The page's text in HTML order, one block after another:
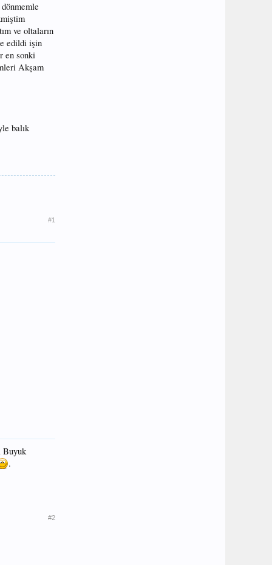
ve oltaların
edildi işin
en sonki
Akşam
balık
#1
Buyuk
.
#2